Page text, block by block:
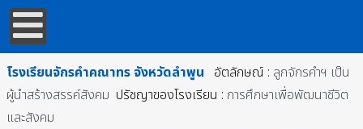
โรงเรียนจักรคำคณาทร จังหวัดลำพูน อัตลักษณ์ : ลูกจักรคำฯ เป็น
ผู้นำสร้างสรรค์สังคม ปรัชญาของโรงเรียน : การศึกษาเพื่อพัฒนาชีวิต
และสังคม